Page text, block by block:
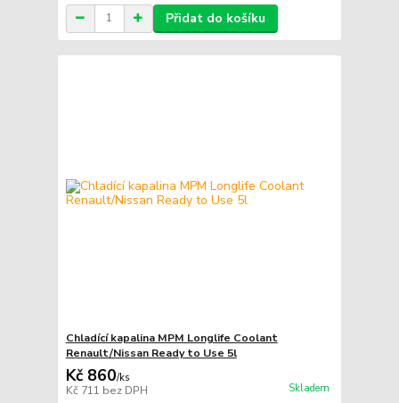
Přidat do košíku
Chladící kapalina MPM Longlife Coolant
Renault/Nissan Ready to Use 5l
Kč 860/ks
Kč 711 bez DPH Skladem